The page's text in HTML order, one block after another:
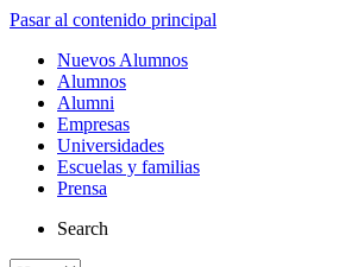
Pasar al contenido principal
Nuevos Alumnos
Alumnos
Alumni
Empresas
Universidades
Escuelas y familias
Prensa
Search